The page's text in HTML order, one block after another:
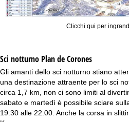
Clicchi qui per
Sci notturno Plan de Corones
Gli amanti dello sci notturno stiano
una destinazione attraente per lo sci
circa 1,7 km, non ci sono limiti al
sabato e martedì è possibile sciare
19:30 alle 22:00. Anche la corsa in